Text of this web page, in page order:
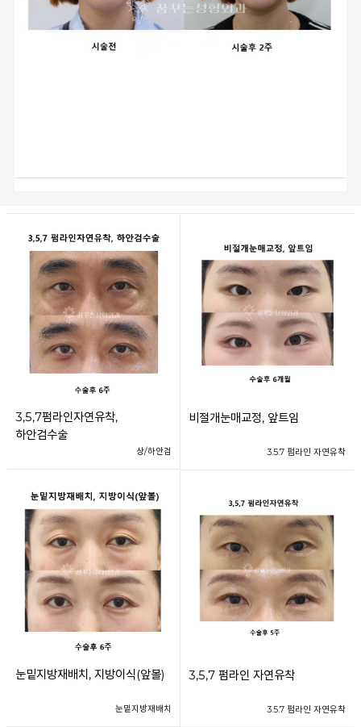
3,5,7펌라인자연유착,
하안검수술
상/하안검
비절개눈매교정, 앞트임
3.5.7 펌라인 자연유착
눈밑지방재배치, 지방이식(앞볼)
눈밑지방재배치
3,5,7 펌라인 자연유착
3.5.7 펌라인 자연유착